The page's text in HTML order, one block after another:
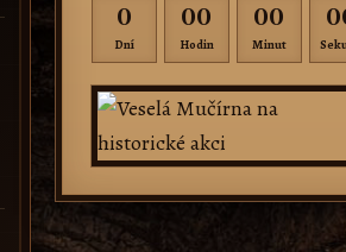
0
Dní
00
Hodin
00
Minut